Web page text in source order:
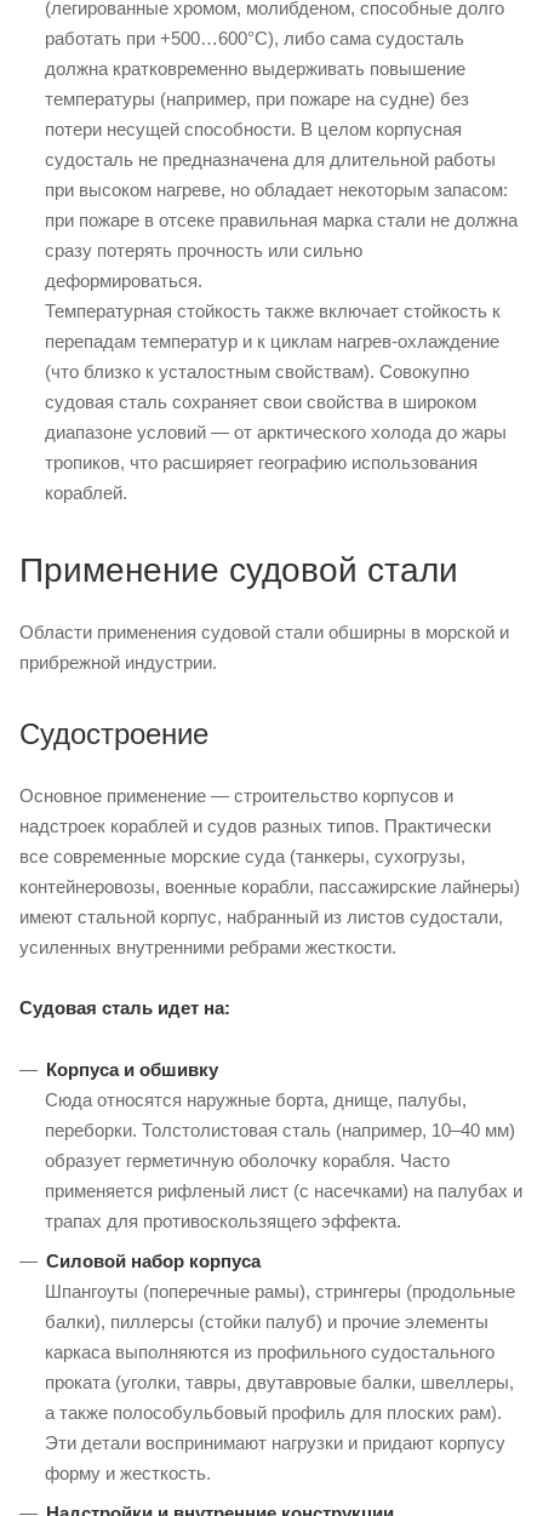
(легированные хромом, молибденом, способные долго
работать при +500…600°C), либо сама судосталь
должна кратковременно выдерживать повышение
температуры (например, при пожаре на судне) без
потери несущей способности. В целом корпусная
судосталь не предназначена для длительной работы
при высоком нагреве, но обладает некоторым запасом:
при пожаре в отсеке правильная марка стали не должна
сразу потерять прочность или сильно
деформироваться.
Температурная стойкость также включает стойкость к
перепадам температур и к циклам нагрев-охлаждение
(что близко к усталостным свойствам). Совокупно
судовая сталь сохраняет свои свойства в широком
диапазоне условий — от арктического холода до жары
тропиков, что расширяет географию использования
кораблей.
Применение судовой стали
Области применения судовой стали обширны в морской и
прибрежной индустрии.
Судостроение
Основное применение — строительство корпусов и
надстроек кораблей и судов разных типов. Практически
все современные морские суда (танкеры, сухогрузы,
контейнеровозы, военные корабли, пассажирские лайнеры)
имеют стальной корпус, набранный из листов судостали,
усиленных внутренними ребрами жесткости.
Судовая сталь идет на:
Корпуса и обшивку
Сюда относятся наружные борта, днище, палубы,
переборки. Толстолистовая сталь (например, 10–40 мм)
образует герметичную оболочку корабля. Часто
применяется рифленый лист (с насечками) на палубах и
трапах для противоскользящего эффекта.
Силовой набор корпуса
Шпангоуты (поперечные рамы), стрингеры (продольные
балки), пиллерсы (стойки палуб) и прочие элементы
каркаса выполняются из профильного судостального
проката (уголки, тавры, двутавровые балки, швеллеры,
а также полособульбовый профиль для плоских рам).
Эти детали воспринимают нагрузки и придают корпусу
форму и жесткость.